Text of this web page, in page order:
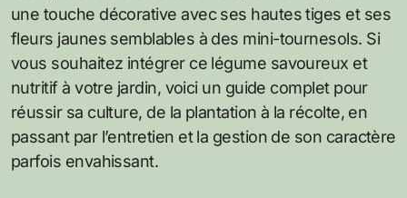
une touche décorative avec ses hautes tiges et ses
fleurs jaunes semblables à des mini-tournesols. Si
vous souhaitez intégrer ce légume savoureux et
nutritif à votre jardin, voici un guide complet pour
réussir sa culture, de la plantation à la récolte, en
passant par l’entretien et la gestion de son caractère
parfois envahissant.